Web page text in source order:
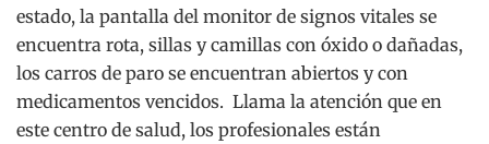
estado, la pantalla del monitor de signos vitales se
encuentra rota, sillas y camillas con óxido o dañadas,
los carros de paro se encuentran abiertos y con
medicamentos vencidos. Llama la atención que en
este centro de salud, los profesionales están